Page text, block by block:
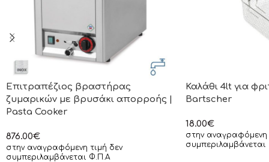
Επιτραπέζιος βραστήρας
ζυμαρικών με βρυσάκι απορροής |
Pasta Cooker
876.00€
στην αναγραφόμενη τιμή δεν
συμπεριλαμβάνεται Φ.Π.Α
Καλάθι 4lt για
Bartscher
18.00€
στην αναγραφόμενη